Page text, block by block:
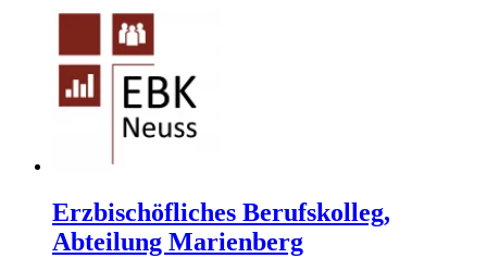
Erzbischöfliches Berufskolleg,
Abteilung Marienberg